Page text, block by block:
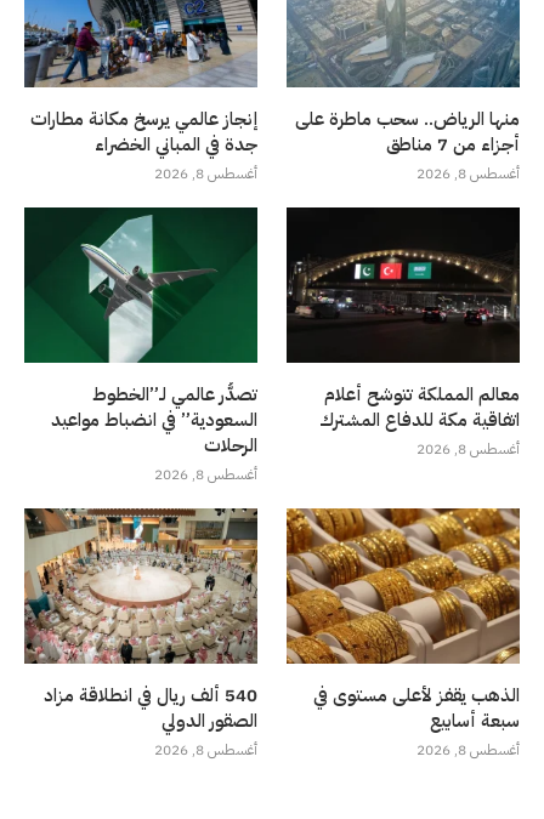
منها الرياض.. سحب ماطرة على
أجزاء من 7 مناطق
أغسطس 8, 2026
إنجاز عالمي يرسخ مكانة مطارات
جدة في المباني الخضراء
أغسطس 8, 2026
معالم المملكة تتوشح أعلام
اتفاقية مكة للدفاع المشترك
أغسطس 8, 2026
تصدُّر عالمي لـ”الخطوط
السعودية” في انضباط مواعيد
الرحلات
أغسطس 8, 2026
الذهب يقفز لأعلى مستوى في
سبعة أسابيع
أغسطس 8, 2026
540 ألف ريال في انطلاقة مزاد
الصقور الدولي
أغسطس 8, 2026